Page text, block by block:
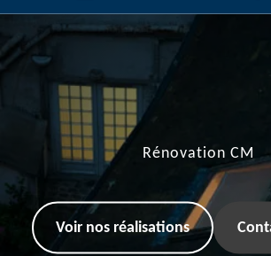
Rénovation CM
Voir nos réalisations